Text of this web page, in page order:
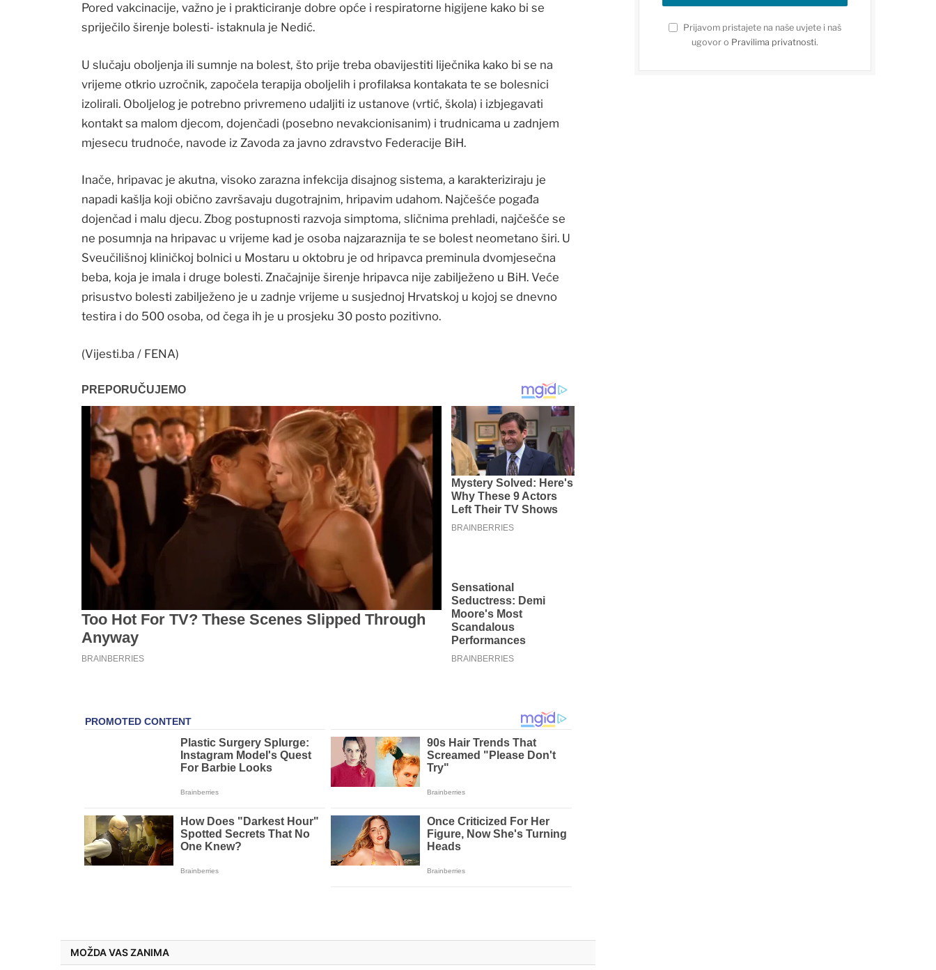
Pored vakcinacije, važno je i prakticiranje dobre opće i respiratorne higijene kako bi se
spriječilo širenje bolesti- istaknula je Nedić.
U slučaju oboljenja ili sumnje na bolest, što prije treba obavijestiti liječnika kako bi se na
vrijeme otkrio uzročnik, započela terapija oboljelih i profilaksa kontakata te se bolesnici
izolirali. Oboljelog je potrebno privremeno udaljiti iz ustanove (vrtić, škola) i izbjegavati
kontakt sa malom djecom, dojenčadi (posebno nevakcionisanim) i trudnicama u zadnjem
mjesecu trudnoće, navode iz Zavoda za javno zdravstvo Federacije BiH.
Inače, hripavac je akutna, visoko zarazna infekcija disajnog sistema, a karakteriziraju je
napadi kašlja koji obično završavaju dugotrajnim, hripavim udahom. Najčešće pogađa
dojenčad i malu djecu. Zbog postupnosti razvoja simptoma, sličnima prehladi, najčešće se
ne posumnja na hripavac u vrijeme kad je osoba najzaraznija te se bolest neometano širi. U
Sveučilišnoj kliničkoj bolnici u Mostaru u oktobru je od hripavca preminula dvomjesečna
beba, koja je imala i druge bolesti. Značajnije širenje hripavca nije zabilježeno u BiH. Veće
prisustvo bolesti zabilježeno je u zadnje vrijeme u susjednoj Hrvatskoj u kojoj se dnevno
testira i do 500 osoba, od čega ih je u prosjeku 30 posto pozitivno.
(Vijesti.ba / FENA)
MOŽDA VAS ZANIMA
Prijavom pristajete na naše uvjete i naš
ugovor o Pravilima privatnosti.